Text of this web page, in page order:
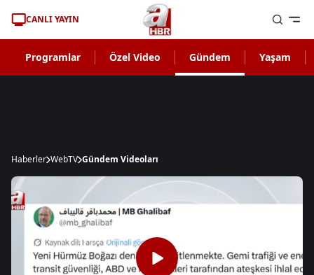
CANLI YAYIN
Programlar Özel Video Gündem Yaşam
Haberler WebTV Gündem Videoları